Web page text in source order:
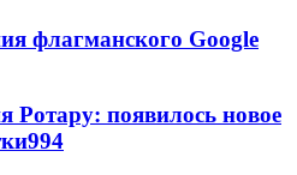
флагманского Google
Ротару: появилось новое
994